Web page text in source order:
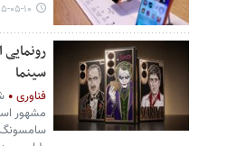
۱۴۰۵-۰۵-۱۰
سینما
فناوری